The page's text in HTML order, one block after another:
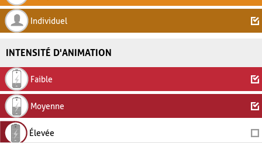
Individuel
INTENSITÉ D'ANIMATION
Faible
Moyenne
Élevée